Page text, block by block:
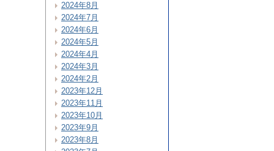
2024年8月
2024年7月
2024年6月
2024年5月
2024年4月
2024年3月
2024年2月
2023年12月
2023年11月
2023年10月
2023年9月
2023年8月